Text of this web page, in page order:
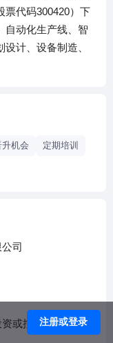
票代码300420）下
自动化生产线、智
计、设备制造、
设备的设计生产
优势企业、国家
企业提供专业解
升机会
定期培训
司
或控股的法人独
注册或登录